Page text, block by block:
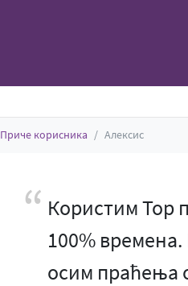
Приче корисника Алексис
Користим Тор
100%
осим праћења